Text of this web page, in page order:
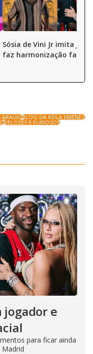
Sósia de Vini Jr imita
faz harmonização facial
ARAÚJOBLOG DA KEILA JIMENEZ
VELOZES E FURIOSOS
jogador e
para ficar ainda